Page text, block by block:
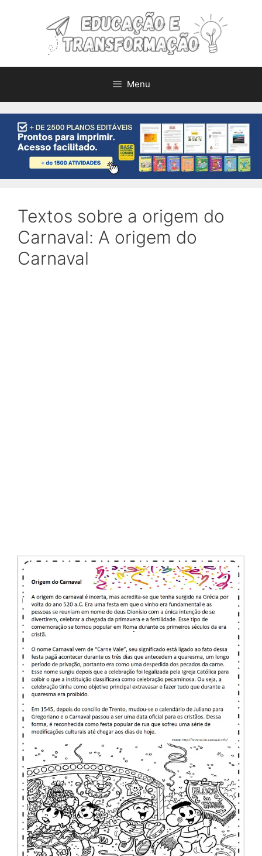
Menu
Textos sobre a origem do
Carnaval: A origem do
Carnaval